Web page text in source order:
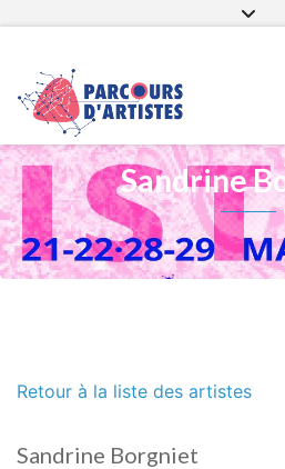
Page
Sandrine
Retour à la liste des artistes
Sandrine Borgniet